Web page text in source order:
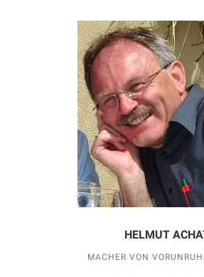
HELMUT
MACHER VON